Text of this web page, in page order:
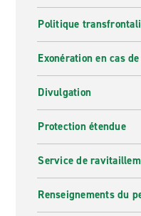
Politique
Exonération en cas
Divulgation
Protection étendue
Service de
Renseignements du